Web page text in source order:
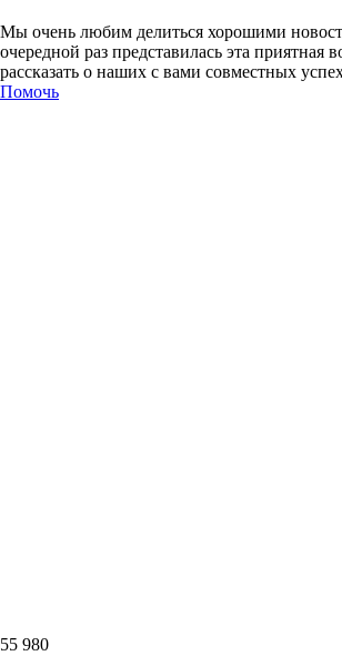
Мы очень любим делиться хорошими
очередной раз представилась эта приятная
рассказать о наших с вами совместных
Помочь
55 980